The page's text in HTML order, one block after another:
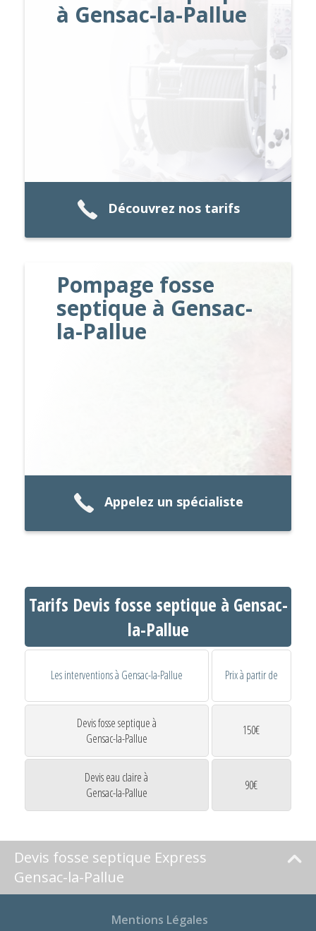
à Gensac-la-Pallue
Découvrez nos tarifs
Pompage fosse
septique à Gensac-
la-Pallue
Appelez un spécialiste
Tarifs Devis fosse septique à Gensac-
la-Pallue
Les interventions à Gensac-la-Pallue Prix à partir de
Devis fosse septique à
Gensac-la-Pallue
150€
Devis eau claire à
Gensac-la-Pallue
90€
Devis fosse septique Express
Gensac-la-Pallue
Mentions Légales